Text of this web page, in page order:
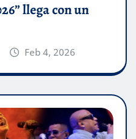
llega con un
Feb 4, 2026